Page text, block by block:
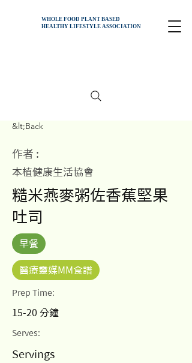
WHOLE FOOD PLANT BASED
HEALTHY LIFESTYLE ASSOCIATION
&lt;Back
作者 :
本植健康生活協會
糙米燕麥粥佐香蕉堅果
吐司
早餐
醫療靈媒MM食譜
Prep Time:
15-20 分鐘
Serves:
Servings